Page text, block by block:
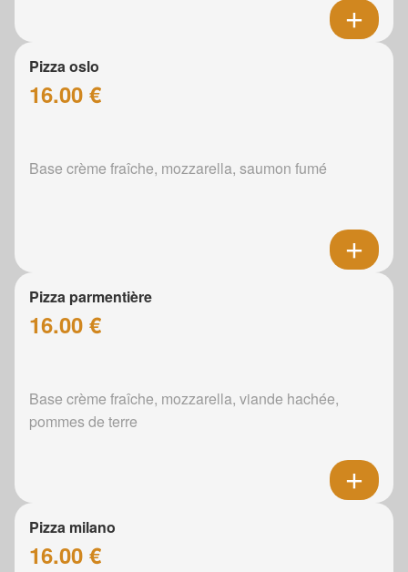
Pizza oslo
16.00 €
Base crème fraîche, mozzarella, saumon fumé
Pizza parmentière
16.00 €
Base crème fraîche, mozzarella, viande hachée,
pommes de terre
Pizza milano
16.00 €